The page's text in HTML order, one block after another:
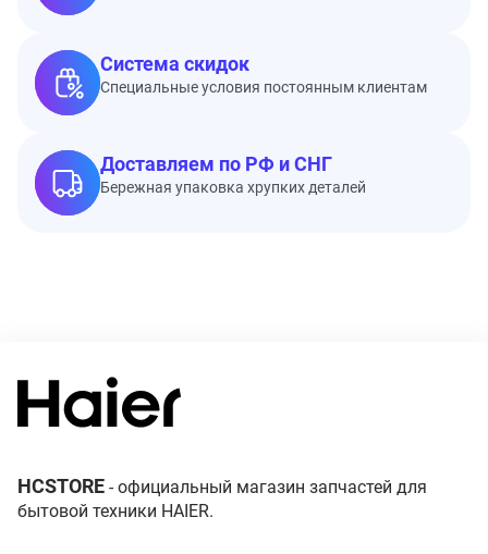
Система скидок
Специальные условия постоянным клиентам
Доставляем по РФ и СНГ
Бережная упаковка хрупких деталей
HCSTORE - официальный магазин запчастей для
бытовой техники HAIER.